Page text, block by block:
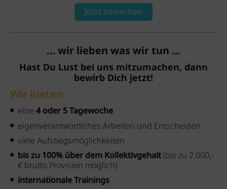
Jetzt bewerben
… wir lieben was wir tun …
Hast Du Lust bei uns mitzumachen, dann
bewirb Dich jetzt!
Wir bieten:
eine 4 oder 5 Tagewoche
eigenverantwortliches Arbeiten und Entscheiden
viele Aufstiegsmöglichkeiten
bis zu 100% über dem Kollektivgehalt(bis zu 2.000,-
€ brutto Provision möglich)
internationale Trainings